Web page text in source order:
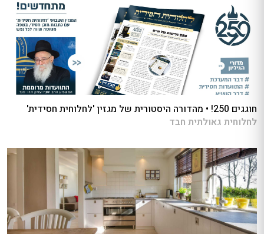
חוגגים 250! • מהדורה היסטורית של מגזין 'לחלוחית חסידית'
לחלוחית גאולתית חבד